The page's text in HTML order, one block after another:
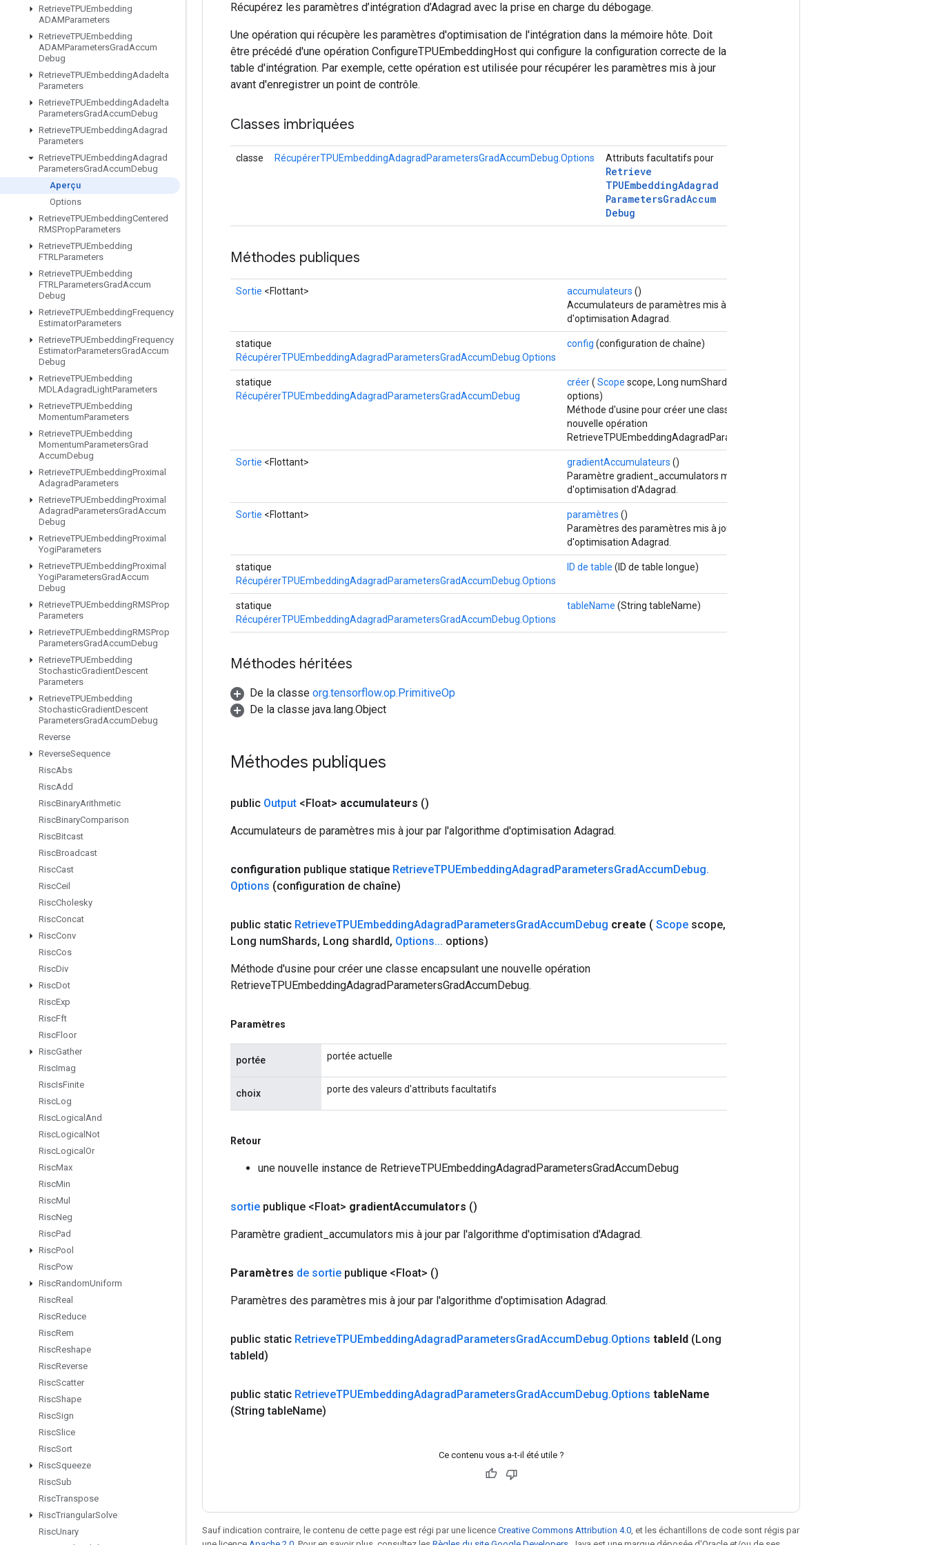
RetrieveTPUEmbedding
ADAMParameters
RetrieveTPUEmbedding
ADAMParametersGradAccum
Debug
RetrieveTPUEmbeddingAdadelta
Parameters
RetrieveTPUEmbeddingAdadelta
ParametersGradAccumDebug
RetrieveTPUEmbeddingAdagrad
Parameters
RetrieveTPUEmbeddingAdagrad
ParametersGradAccumDebug
Aperçu
Options
RetrieveTPUEmbeddingCentered
RMSPropParameters
RetrieveTPUEmbedding
FTRLParameters
RetrieveTPUEmbedding
FTRLParametersGradAccum
Debug
RetrieveTPUEmbeddingFrequency
EstimatorParameters
RetrieveTPUEmbeddingFrequency
EstimatorParametersGradAccum
Debug
RetrieveTPUEmbedding
MDLAdagradLightParameters
RetrieveTPUEmbedding
MomentumParameters
RetrieveTPUEmbedding
MomentumParametersGrad
AccumDebug
RetrieveTPUEmbeddingProximal
AdagradParameters
RetrieveTPUEmbeddingProximal
AdagradParametersGradAccum
Debug
RetrieveTPUEmbeddingProximal
YogiParameters
RetrieveTPUEmbeddingProximal
YogiParametersGradAccum
Debug
RetrieveTPUEmbeddingRMSProp
Parameters
RetrieveTPUEmbeddingRMSProp
ParametersGradAccumDebug
RetrieveTPUEmbedding
StochasticGradientDescent
Parameters
RetrieveTPUEmbedding
StochasticGradientDescent
ParametersGradAccumDebug
Reverse
ReverseSequence
RiscAbs
RiscAdd
RiscBinaryArithmetic
RiscBinaryComparison
RiscBitcast
RiscBroadcast
RiscCast
RiscCeil
RiscCholesky
RiscConcat
RiscConv
RiscCos
RiscDiv
RiscDot
RiscExp
RiscFft
RiscFloor
RiscGather
RiscImag
RiscIsFinite
RiscLog
RiscLogical And
RiscLogical Not
RiscLogical Or
RiscMax
RiscMin
RiscMul
RiscNeg
RiscPad
RiscPool
RiscPow
RiscRandomUniform
RiscReal
RiscReduce
RiscRem
RiscReshape
RiscReverse
RiscScatter
RiscShape
RiscSign
RiscSlice
RiscSort
RiscSqueeze
RiscSub
RiscTranspose
RiscTriangularSolve
RiscUnary
Récupérez les paramètres d’intégration d’Adagrad avec la prise en charge du débogage.
Une opération qui récupère les paramètres d'optimisation de l'intégration dans la mémoire hôte. Doit
être précédé d'une opération ConfigureTPUEmbeddingHost qui configure la configuration correcte de la
table d'intégration. Par exemple, cette opération est utilisée pour récupérer les paramètres mis à jour
avant d'enregistrer un point de contrôle.
Classes imbriquées
classe RécupérerTPUEmbeddingAdagradParametersGradAccumDebug.Options Attributs facultatifs pour
Retrieve
TPUEmbeddingAdagrad
ParametersGradAccum
Debug
Méthodes publiques
Sortie <Flottant> accumulateurs ()
Accumulateurs de paramètres mis à jour par l'algorithme
d'optimisation Adagrad.
statique
RécupérerTPUEmbeddingAdagradParametersGradAccumDebug.Options
config (configuration de chaîne)
statique
RécupérerTPUEmbeddingAdagradParametersGradAccumDebug
créer( Scope scope, Long numShards, Long shardId,
options)
Méthode d'usine pour créer une classe encapsulant une
nouvelle opération
RetrieveTPUEmbeddingAdagradParametersGradAccumDebug.
Sortie <Flottant> gradientAccumulateurs ()
Paramètre gradient_accumulators mis à jour par l'algorithme
d'optimisation d'Adagrad.
Sortie <Flottant> paramètres ()
Paramètres des paramètres mis à jour par l'algorithme
d'optimisation Adagrad.
statique
RécupérerTPUEmbeddingAdagradParametersGradAccumDebug.Options
ID de table (ID de table longue)
statique
RécupérerTPUEmbeddingAdagradParametersGradAccumDebug.Options
tableName (String tableName)
Méthodes héritées
De la classe org.tensorflow.op.PrimitiveOp
De la classe java.lang.Object
Méthodes publiques
public Output <Float> accumulateurs ()
Accumulateurs de paramètres mis à jour par l'algorithme d'optimisation Adagrad.
configuration publique statique RetrieveTPUEmbeddingAdagradParametersGradAccumDebug.
Options (configuration de chaîne)
public static RetrieveTPUEmbeddingAdagradParametersGradAccumDebug create ( Scope scope,
Long numShards, Long shardId, Options... options)
Méthode d'usine pour créer une classe encapsulant une nouvelle opération
RetrieveTPUEmbeddingAdagradParametersGradAccumDebug.
Paramètres
portée portée actuelle
choix porte des valeurs d'attributs facultatifs
Retour
une nouvelle instance de RetrieveTPUEmbeddingAdagradParametersGradAccumDebug
sortie publique <Float> gradientAccumulators ()
Paramètre gradient_accumulators mis à jour par l'algorithme d'optimisation d'Adagrad.
Paramètres de sortie publique <Float> ()
Paramètres des paramètres mis à jour par l'algorithme d'optimisation Adagrad.
public static RetrieveTPUEmbeddingAdagradParametersGradAccumDebug.Options tableId (Long
tableId)
public static RetrieveTPUEmbeddingAdagradParametersGradAccumDebug.Options tableName
(String tableName)
Ce contenu vous a-t-il été utile ?
Sauf indication contraire, le contenu de cette page est régi par une licence Creative Commons Attribution 4.0 , et les échantillons de code sont régis par